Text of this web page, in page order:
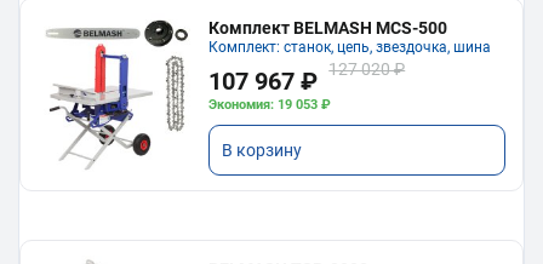
Комплект BELMASH MCS-500
Комплект: станок, цепь, звездочка, шина
107 967 ₽ 127 020 ₽
Экономия: 19 053 ₽
В корзину